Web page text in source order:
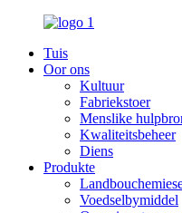
Tuis
Oor ons
Kultuur
Fabriekstoer
Menslike
Kwaliteitsbeheer
Diens
Produkte
Voedselbymiddel